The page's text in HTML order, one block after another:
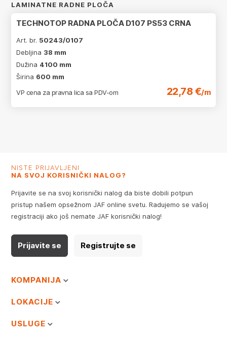
LAMINATNE RADNE PLOČA
TECHNOTOP RADNA PLOČA D107 PS53 CRNA
Art. br. 50243/0107
Debljina 38 mm
Dužina 4100 mm
Širina 600 mm
VP cena za pravna lica sa PDV-om
22,78 €/m
NISTE PRIJAVLJENI
NA SVOJ KORISNIČKI NALOG?
Prijavite se na svoj korisnički nalog da biste dobili potpun
pristup našem opsežnom JAF online svetu. Radujemo se vašoj
registraciji ako još nemate JAF korisnički nalog!
Prijavite se Registrujte se
KOMPANIJA
LOKACIJE
USLUGE